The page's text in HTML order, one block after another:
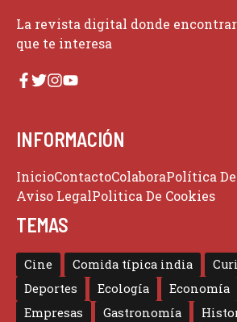
La revista digital donde
que te interesa
INFORMACIÓN
InicioContactoColaboraPolítica
Aviso LegalPolitica De Cookies
TEMAS
Cine Comida típica india
Deportes
Ecología Economía
Empresas
Gastronomía